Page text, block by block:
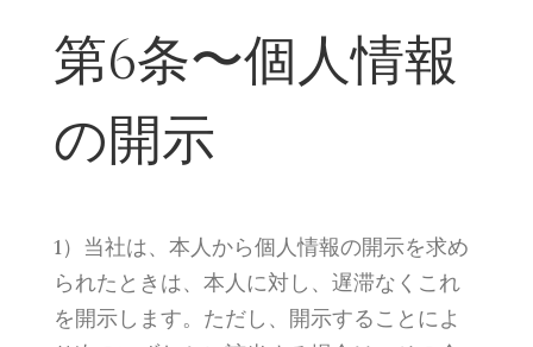
第6条〜個人情報
の開示
1）当社は、本人から個人情報の開示を求め
られたときは、本人に対し、遅滞なくこれ
を開示します。ただし、開示することによ